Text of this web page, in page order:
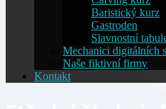
Baristický kurz
Gastroden
Slavnostní
Mechanici digitálních
Naše fiktivní firmy
Kontakt